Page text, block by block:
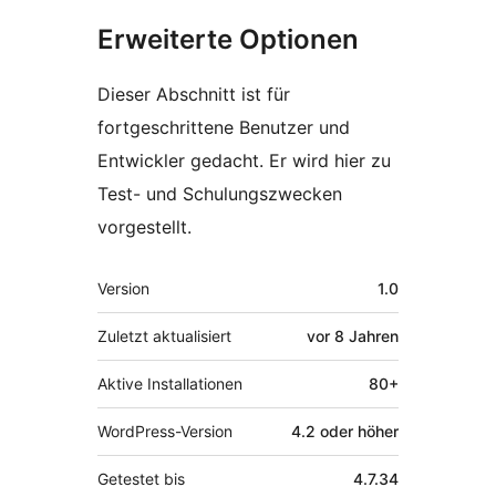
Erweiterte Optionen
Dieser Abschnitt ist für
fortgeschrittene Benutzer und
Entwickler gedacht. Er wird hier zu
Test- und Schulungszwecken
vorgestellt.
Meta
Version 1.0
Zuletzt aktualisiert vor 8 Jahren
Aktive Installationen 80+
WordPress-Version 4.2 oder höher
Getestet bis 4.7.34